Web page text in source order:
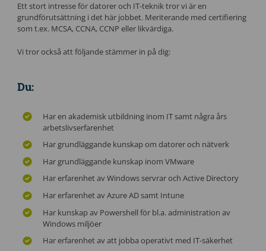
Ett stort intresse för datorer och IT-teknik tror vi är en
grundförutsättning i det här jobbet. Meriterande med certifiering
som t.ex. MCSA, CCNA, CCNP eller likvärdiga.
Vi tror också att följande stämmer in på dig:
Du:
Har en akademisk utbildning inom IT samt några års
arbetslivserfarenhet
Har grundläggande kunskap om datorer och nätverk
Har grundläggande kunskap inom VMware
Har erfarenhet av Windows servrar och Active Directory
Har erfarenhet av Azure AD samt Intune
Har kunskap av Powershell för bl.a. administration av
Windows miljöer
Har erfarenhet av att jobba operativt med IT-säkerhet